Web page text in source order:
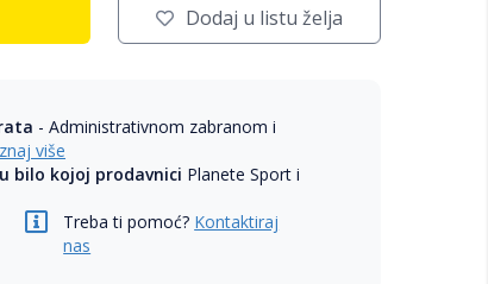
Dodaj u listu želja
- Administrativnom zabranom i
više
bilo kojoj prodavnici Planete Sport i
Treba ti pomoć? Kontaktiraj
nas